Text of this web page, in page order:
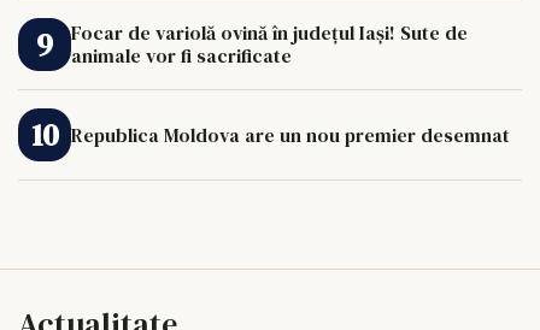
Focar de variolă ovină în județul Iași! Sute de
animale vor fi sacrificate
Republica Moldova are un nou premier desemnat